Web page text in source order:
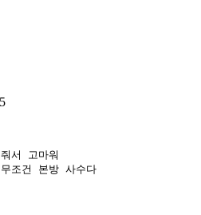
서 고마워
조건 본방 사수다